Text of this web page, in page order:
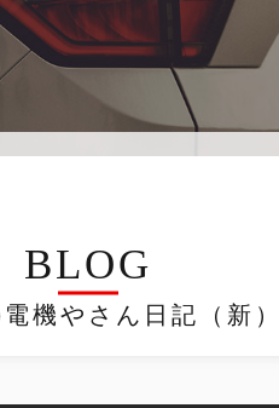
BLOG
機やさん日記（新）